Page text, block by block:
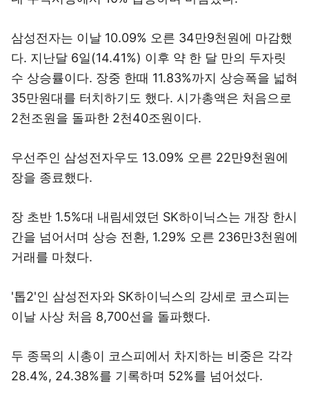
삼성전자는 이날 10.09% 오른 34만9천원에 마감했
다. 지난달 6일(14.41%) 이후 약 한 달 만의 두자릿
수 상승률이다. 장중 한때 11.83%까지 상승폭을 넓혀
35만원대를 터치하기도 했다. 시가총액은 처음으로
2천조원을 돌파한 2천40조원이다.
우선주인 삼성전자우도 13.09% 오른 22만9천원에
장을 종료했다.
장 초반 1.5%대 내림세였던 SK하이닉스는 개장 한시
간을 넘어서며 상승 전환, 1.29% 오른 236만3천원에
거래를 마쳤다.
'톱2'인 삼성전자와 SK하이닉스의 강세로 코스피는
이날 사상 처음 8,700선을 돌파했다.
두 종목의 시총이 코스피에서 차지하는 비중은 각각
28.4%, 24.38%를 기록하며 52%를 넘어섰다.